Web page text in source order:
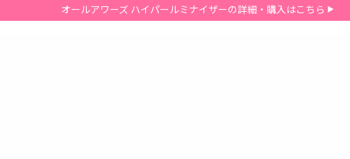
オールアワーズ ハイパールミナイザーの詳細・購入はこちら